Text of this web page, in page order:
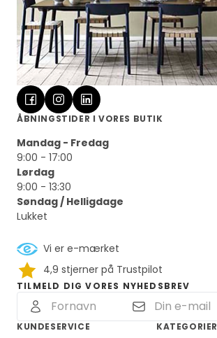
ÅBNINGSTIDER I VORES BUTIK
Mandag - Fredag
9:00 - 17:00
Lørdag
9:00 - 13:30
Søndag / Helligdage
Lukket
Vi er e-mærket
4,9 stjerner på Trustpilot
TILMELD DIG VORES NYHEDSBREV
KUNDESERVICE
KATEGORIER